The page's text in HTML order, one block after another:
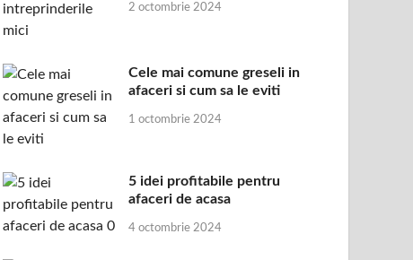
2 octombrie 2024
Cele mai comune greseli in
afaceri si cum sa le eviti
1 octombrie 2024
5 idei profitabile pentru
afaceri de acasa
4 octombrie 2024